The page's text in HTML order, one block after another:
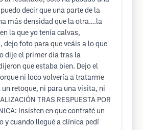
decir que una parte de la
más densidad que la otra….la
la que yo tenía calvas,
dejo foto para que veáis a lo que
dije el primer día tras la
que estaba bien. Dejo el
ni loco volvería a tratarme
un retoque, ni para una visita, ni
TRAS RESPUESTA POR
Insisten en que contraté un
y cuando llegué a clínica pedí